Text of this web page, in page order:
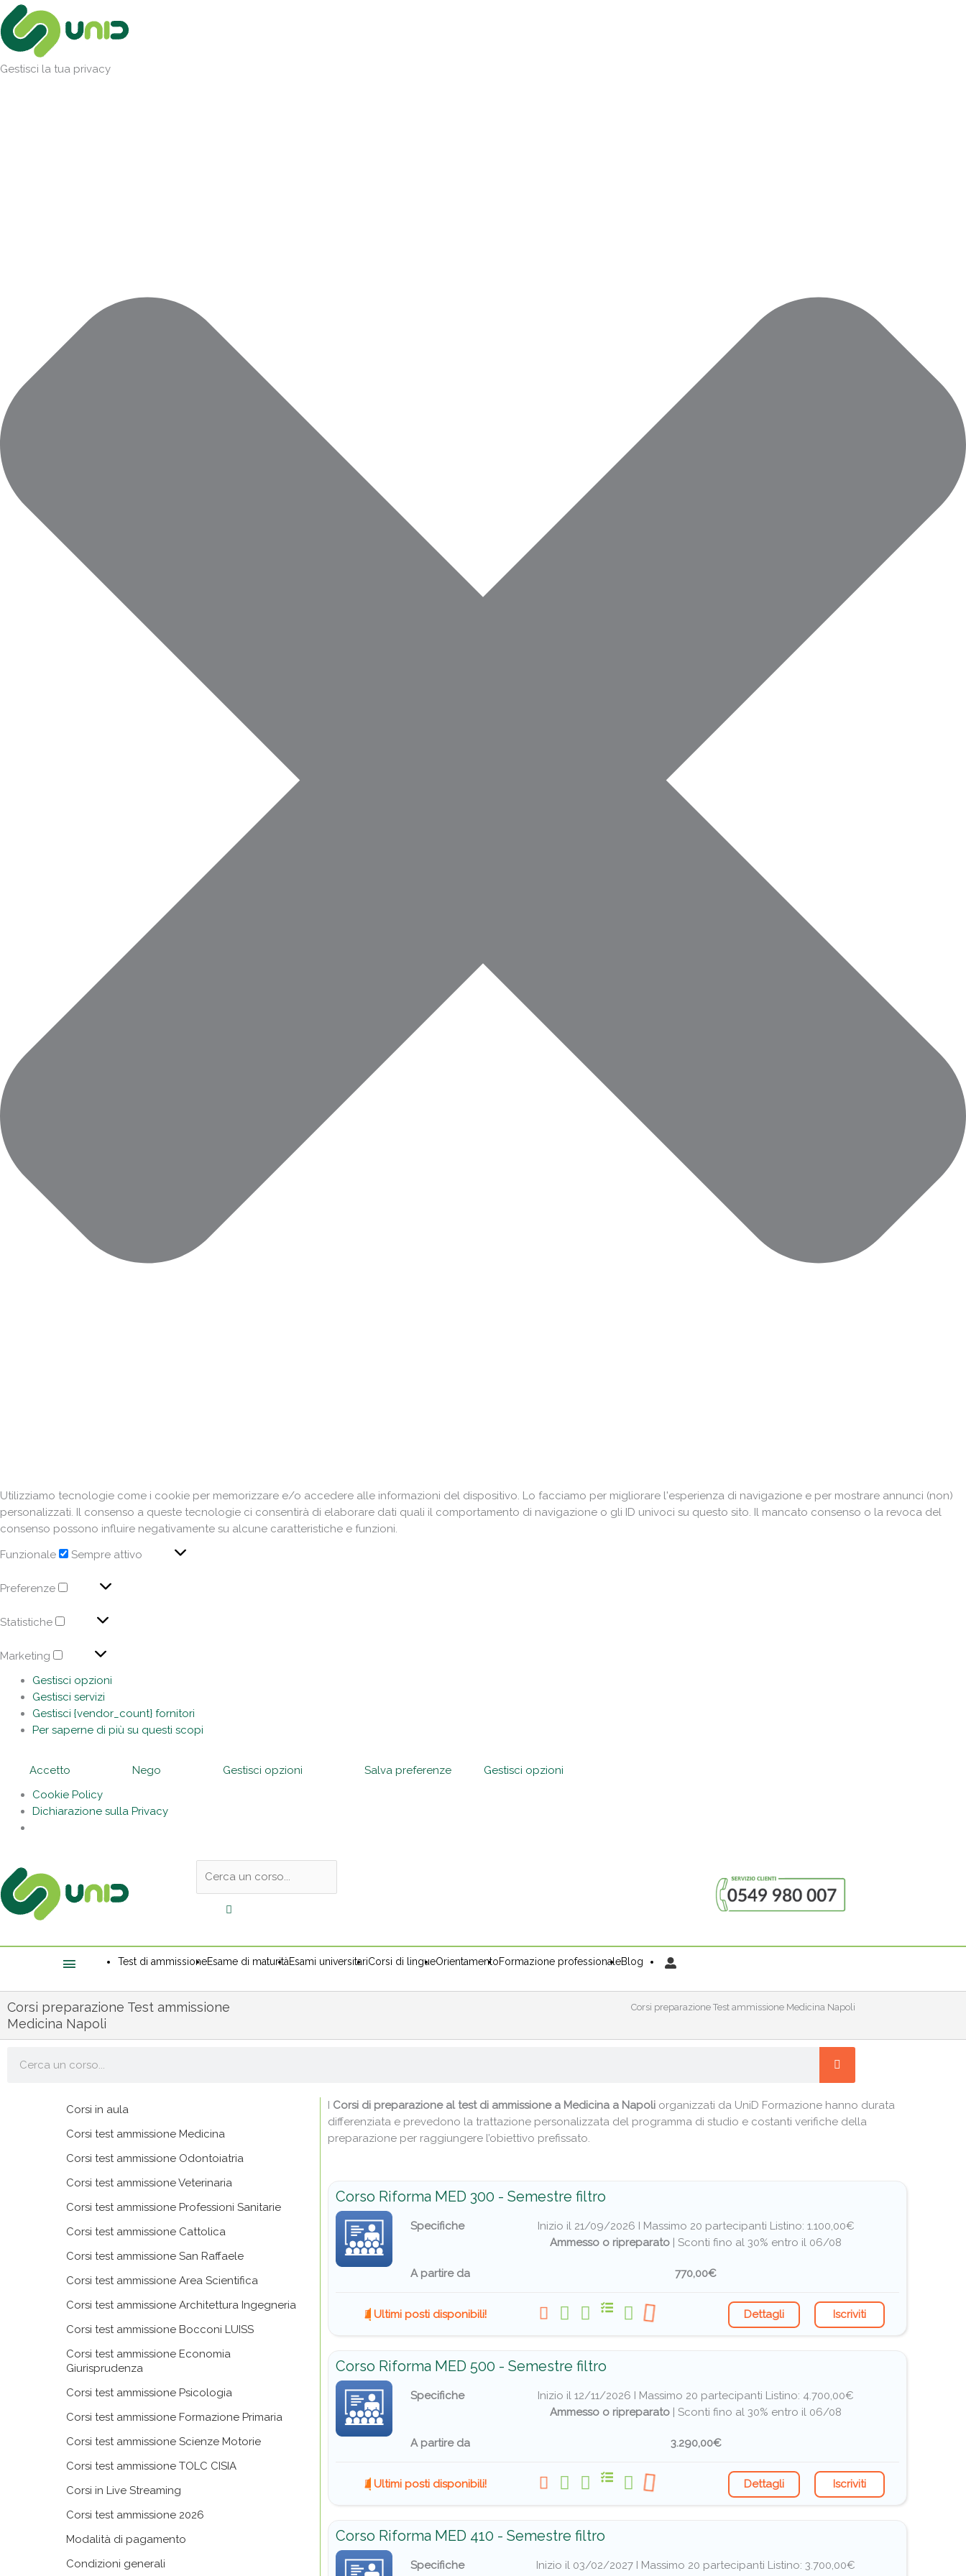
Gestisci la tua privacy
Utilizziamo tecnologie come i cookie per memorizzare e/o accedere alle informazioni del dispositivo. Lo facciamo per migliorare l'esperienza di navigazione e per mostrare annunci (non)
personalizzati. Il consenso a queste tecnologie ci consentirà di elaborare dati quali il comportamento di navigazione o gli ID univoci su questo sito. Il mancato consenso o la revoca del
consenso possono influire negativamente su alcune caratteristiche e funzioni.
Funzionale
Sempre attivo
Preferenze
Statistiche
Marketing
Gestisci opzioni
Gestisci servizi
Gestisci {vendor_count} fornitori
Per saperne di più su questi scopi
Accetto Nego Gestisci opzioni Salva preferenze
Gestisci opzioni
Cookie Policy
Dichiarazione sulla Privacy
Vai
al
contenuto
l'header
Test di ammissioneEsame di maturitàEsami universitariCorsi di lingueOrientamentoFormazione professionaleBlog
Corsi preparazione Test ammissione
Medicina Napoli
Corsi preparazione Test ammissione Medicina Napoli
Corsi in aula
Corsi test ammissione Medicina
Corsi test ammissione Odontoiatria
Corsi test ammissione Veterinaria
Corsi test ammissione Professioni Sanitarie
Corsi test ammissione Cattolica
Corsi test ammissione San Raffaele
Corsi test ammissione Area Scientifica
Corsi test ammissione Architettura Ingegneria
Corsi test ammissione Bocconi LUISS
Corsi test ammissione Economia
Giurisprudenza
Corsi test ammissione Psicologia
Corsi test ammissione Formazione Primaria
Corsi test ammissione Scienze Motorie
Corsi test ammissione TOLC CISIA
Corsi in Live Streaming
Corsi test ammissione 2026
Modalità di pagamento
Condizioni generali
Corsi di preparazione al test di ammissione a Medicina a Napoli organizzati da UniD Formazione hanno durata
differenziata e prevedono la trattazione personalizzata del programma di studio e costanti verifiche della
preparazione per raggiungere l’obiettivo prefissato.
Corso Riforma MED 300 - Semestre filtro
Specifiche Inizio il 21/09/2026 I Massimo 20 partecipanti Listino: 1.100,00€
Ammesso o ripreparato |Sconti fino al 30% entro il 06/08
A partire da 770,00€
Ultimi posti disponibili! Dettagli Iscriviti
Corso Riforma MED 500 - Semestre filtro
Specifiche Inizio il 12/11/2026 I Massimo 20 partecipanti Listino: 4.700,00€
Ammesso o ripreparato |Sconti fino al 30% entro il 06/08
A partire da 3.290,00€
Ultimi posti disponibili! Dettagli Iscriviti
Corso Riforma MED 410 - Semestre filtro
Specifiche Inizio il 03/02/2027 I Massimo 20 partecipanti Listino: 3.700,00€